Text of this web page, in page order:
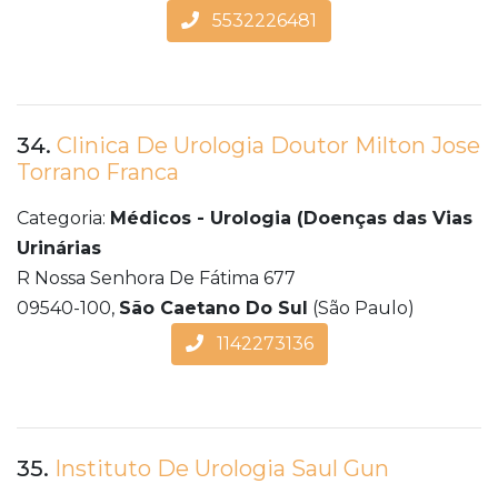
5532226481
34. Clinica De Urologia Doutor Milton Jose
Torrano Franca
Categoria: Médicos - Urologia (Doenças das Vias
Urinárias
R Nossa Senhora De Fátima 677
09540-100, São Caetano Do Sul (São Paulo)
1142273136
35. Instituto De Urologia Saul Gun